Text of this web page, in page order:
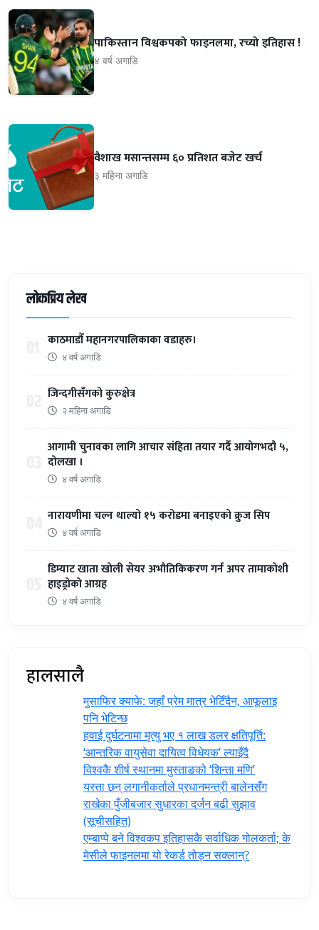
पाकिस्तान विश्वकपको फाइनलमा, रच्यो इतिहास !
४ वर्ष अगाडि
वैशाख मसान्तसम्म ६० प्रतिशत बजेट खर्च
३ महिना अगाडि
लोकप्रिय लेख
काठमाडौँ महानगरपालिकाका वडाहरु।
४ वर्ष अगाडि
जिन्दगीसँगको कुरुक्षेत्र
२ महिना अगाडि
आगामी चुनावका लागि आचार संहिता तयार गर्दै आयोगभदौ ५,
दोलखा ।
४ वर्ष अगाडि
नारायणीमा चल्न थाल्यो १५ करोडमा बनाइएको क्रुज सिप
४ वर्ष अगाडि
डिम्याट खाता खोली सेयर अभौतिकिकरण गर्न अपर तामाकोशी
हाइड्रोको आग्रह
४ वर्ष अगाडि
हालसालै
मुसाफिर क्याफे: जहाँ प्रेम मात्र भेटिँदैन, आफूलाइ
पनि भेटिन्छ
हवाई दुर्घटनामा मृत्यु भए १ लाख डलर क्षतिपूर्ति:
‘आन्तरिक वायुसेवा दायित्व विधेयक’ ल्याइँदै
विश्वकै शीर्ष स्थानमा मुस्ताङको ‘शिन्ता मणि’
यस्ता छन् लगानीकर्ताले प्रधानमन्त्री ‍बालेनसँग
राखेका पुँजीबजार सुधारका दर्जन बढी सुझाव
(सूचीसहित)
एम्बाप्पे बने विश्वकप इतिहासकै सर्वाधिक गोलकर्ता; के
मेसीले फाइनलमा यो रेकर्ड तोड्न सक्लान्?